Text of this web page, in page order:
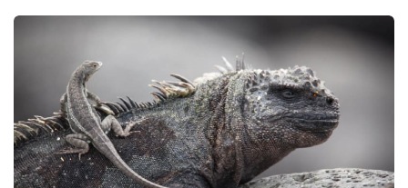
Témata
TV Program
Časopis